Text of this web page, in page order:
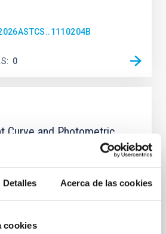
Detalles Acerca de las cookies
cookies
0
Curve and Photometric
Polymele in Support
light curve and Fourier baseline
and May 21─22 UT with the